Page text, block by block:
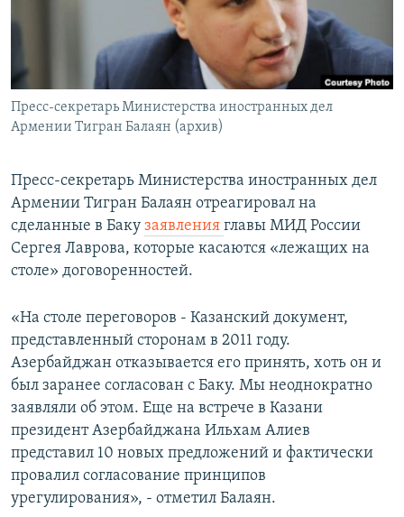
Հայերեն
English
Русский
Пресс-секретарь Министерства иностранных дел
Армении Тигран Балаян (архив)
Пресс-секретарь Министерства иностранных дел
Армении Тигран Балаян отреагировал на
сделанные в Баку заявления главы МИД России
Сергея Лаврова, которые касаются «лежащих на
столе» договоренностей.
«На столе переговоров - Казанский документ,
представленный сторонам в 2011 году.
Азербайджан отказывается его принять, хоть он и
был заранее согласован с Баку. Мы неоднократно
заявляли об этом. Еще на встрече в Казани
президент Азербайджана Ильхам Алиев
представил 10 новых предложений и фактически
провалил согласование принципов
урегулирования», - отметил Балаян.